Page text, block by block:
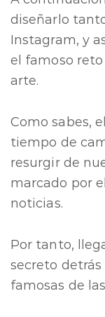
diseñarlo
Instagram, y
el famoso
arte.
Como sabes,
tiempo de
resurgir de
marcado por
noticias.
Por tanto,
secreto
famosas de